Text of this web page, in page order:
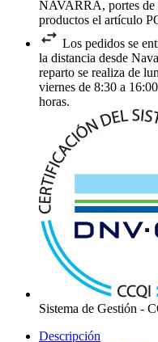
NAVARRA, portes de
productos el artículo
Los pedidos se
la distancia desde
reparto se realiza de
viernes de 8:30 a
horas.
Sistema de Gestión -
Descripción